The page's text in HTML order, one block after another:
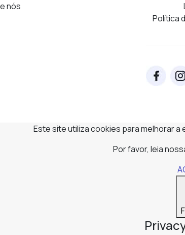
nós
Política
Este site utiliza cookies para melhorar
Por favor, leia